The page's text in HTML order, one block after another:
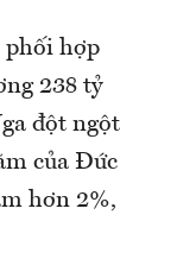
phối hợp
238 tỷ
đột ngột
của Đức
hơn 2%,